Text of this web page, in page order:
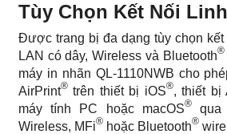
Tùy Chọn Kết Nối
Được trang bị đa dạng tùy chọn kết
LAN có dây, Wireless và Bluetooth®
máy in nhãn QL-1110NWB cho
AirPrint® trên thiết bị iOS®, thiết bị
máy tính PC hoặc macOS®qua
Wireless, MFi® hoặc Bluetooth®